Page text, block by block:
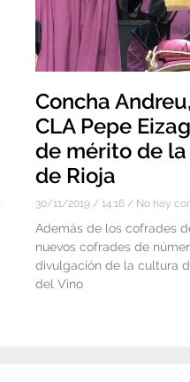
Concha
CLA Pepe
de mérito de
de Rioja
30/11/2019 14:16 No hay
Además de los cofrades
nuevos cofrades de
divulgación de la cultura
del Vino